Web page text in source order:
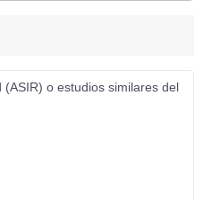
o estudios similares del